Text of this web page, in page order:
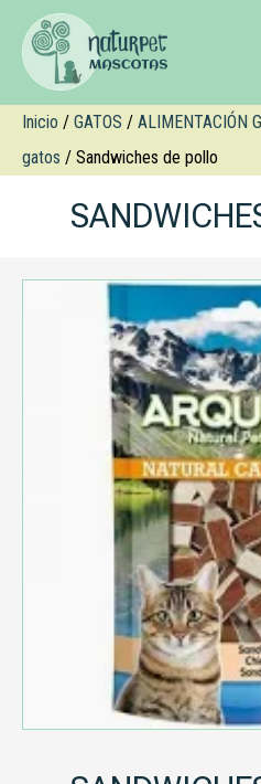
Inicio / GATOS / ALIMENTACIÓN
gatos / Sandwiches de pollo